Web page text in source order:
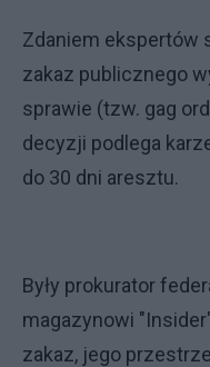
Zdaniem ekspertów
zakaz publicznego
sprawie (tzw. gag
decyzji podlega
do 30 dni aresztu.
Były prokurator
magazynowi
zakaz, jego